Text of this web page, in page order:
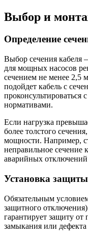
Выбор и
Определение
Выбор сечения
для мощных насосов
сечением не менее 2,5
подойдет кабель с
проконсультироваться
нормативами.
Если нагрузка
более толстого
мощности. Например,
неправильное сечение
аварийных
Установка
Обязательным
защитного
гарантирует защиту от
замыкания или